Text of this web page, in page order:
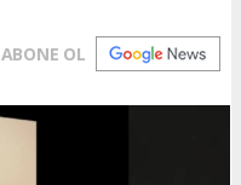
ABONE OL